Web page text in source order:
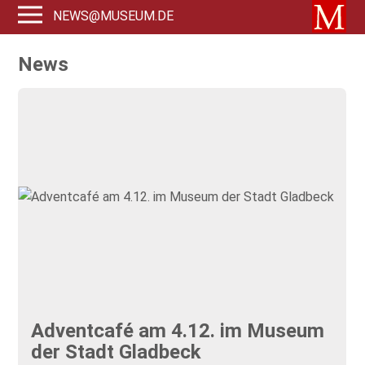
NEWS@MUSEUM.DE
News
Adventcafé am 4.12. im Museum
der Stadt Gladbeck